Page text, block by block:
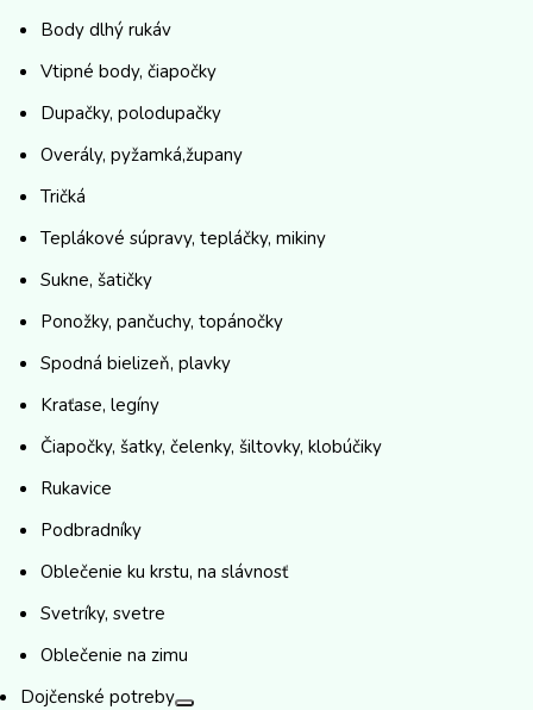
Body dlhý rukáv
Vtipné body, čiapočky
Dupačky, polodupačky
Overály, pyžamká,župany
Tričká
Teplákové súpravy, tepláčky, mikiny
Sukne, šatičky
Ponožky, pančuchy, topánočky
Spodná bielizeň, plavky
Kraťase, legíny
Čiapočky, šatky, čelenky, šiltovky, klobúčiky
Rukavice
Podbradníky
Oblečenie ku krstu, na slávnosť
Svetríky, svetre
Oblečenie na zimu
Dojčenské potreby